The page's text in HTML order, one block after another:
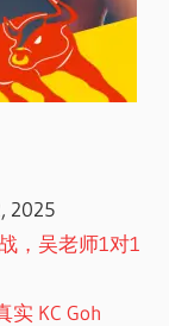
2025
，吴老师1对1
KC Goh